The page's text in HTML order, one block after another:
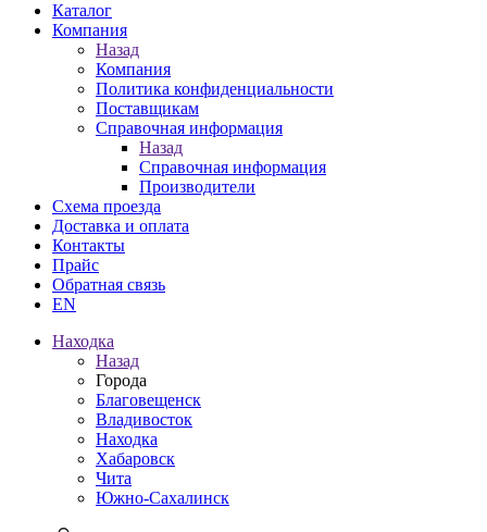
Каталог
Компания
Назад
Компания
Политика конфиденциальности
Поставщикам
Справочная информация
Назад
Справочная информация
Производители
Схема проезда
Доставка и оплата
Контакты
Прайс
Обратная связь
EN
Находка
Назад
Города
Благовещенск
Владивосток
Находка
Хабаровск
Чита
Южно-Сахалинск